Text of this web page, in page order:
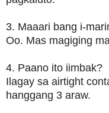
3. Maaari bang i-
Oo. Mas magiging
4. Paano ito iimbak?
Ilagay sa airtight
hanggang 3 araw.